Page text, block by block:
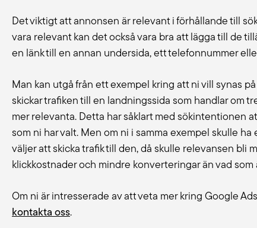
Det viktigt att annonsen är relevant i förhållande till
vara relevant kan det också vara bra att lägga till de
en länk till en annan undersida, ett telefonnummer
Man kan utgå från ett exempel kring att ni vill synas
skickar trafiken till en landningssida som handlar om
mer relevanta. Detta har såklart med sökintentionen
som ni har valt. Men om ni i samma exempel skulle
väljer att skicka trafik till den, då skulle relevansen bli
klickkostnader och mindre konverteringar än vad som
Om ni är intresserade av att veta mer kring Google
kontakta oss.